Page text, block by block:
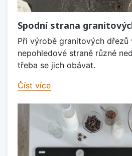
Spodní strana
Při výrobě granitových dřezů
nepohledové straně různé
třeba se jich obávat.
Číst více